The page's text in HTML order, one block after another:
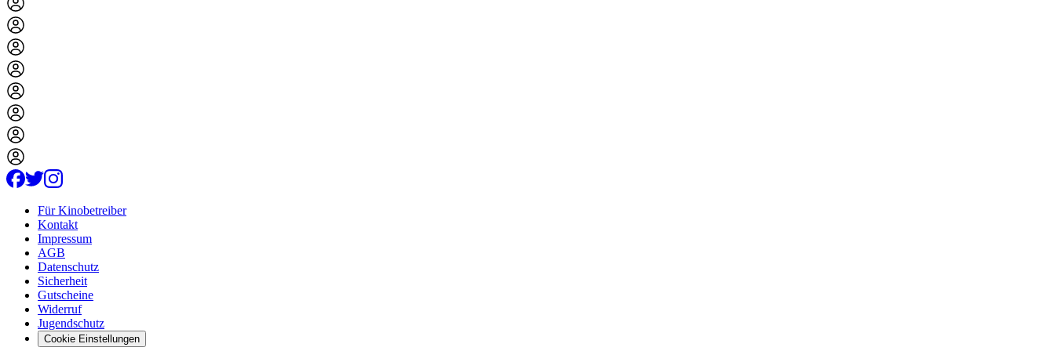
Für Kinobetreiber
Kontakt
Impressum
AGB
Datenschutz
Sicherheit
Gutscheine
Widerruf
Jugendschutz
Cookie Einstellungen